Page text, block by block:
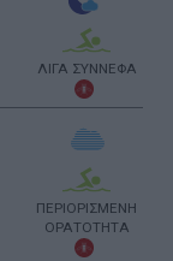
ΛΙΓΑ ΣΥΝΝΕΦΑ
ΠΕΡΙΟΡΙΣΜΕΝΗ
ΟΡΑΤΟΤΗΤΑ